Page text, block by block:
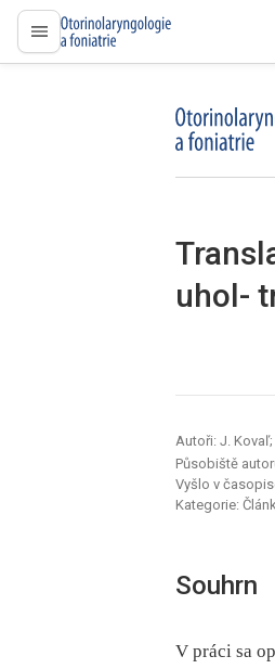
proLékaře.cz
proLékaře.cz
uhol-
Autoři: J.
Působiště
Vyšlo v
Kategorie:
Souhrn
V práci sa